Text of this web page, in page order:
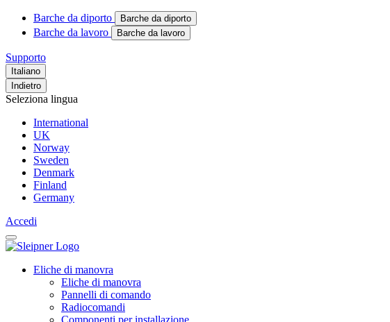
Barche da diporto Barche da diporto
Barche da lavoro Barche da lavoro
Supporto
Italiano
Indietro
Seleziona lingua
International
UK
Norway
Sweden
Denmark
Finland
Germany
Accedi
Eliche di manovra
Eliche di manovra
Pannelli di comando
Radiocomandi
Componenti per installazione